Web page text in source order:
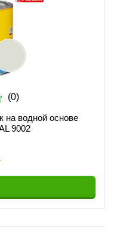
(0)
на водной основе
9002